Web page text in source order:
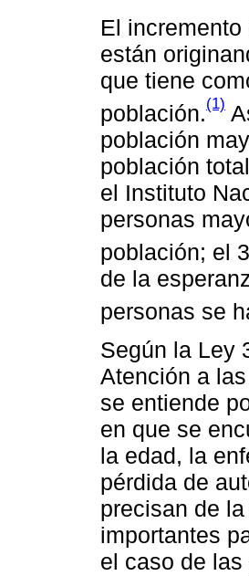
El
están
que tiene
población.(1)
población
población
el Instituto
personas
población; el
de la
personas se
Según la Ley
Atención a
se entiende
en que se
la edad, la
pérdida de
precisan de
importantes
el caso de